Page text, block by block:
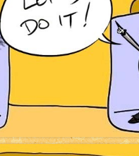
Pique-nique d'été NEW
Beyond the cliff (suite)
Le Jeu du Trône –